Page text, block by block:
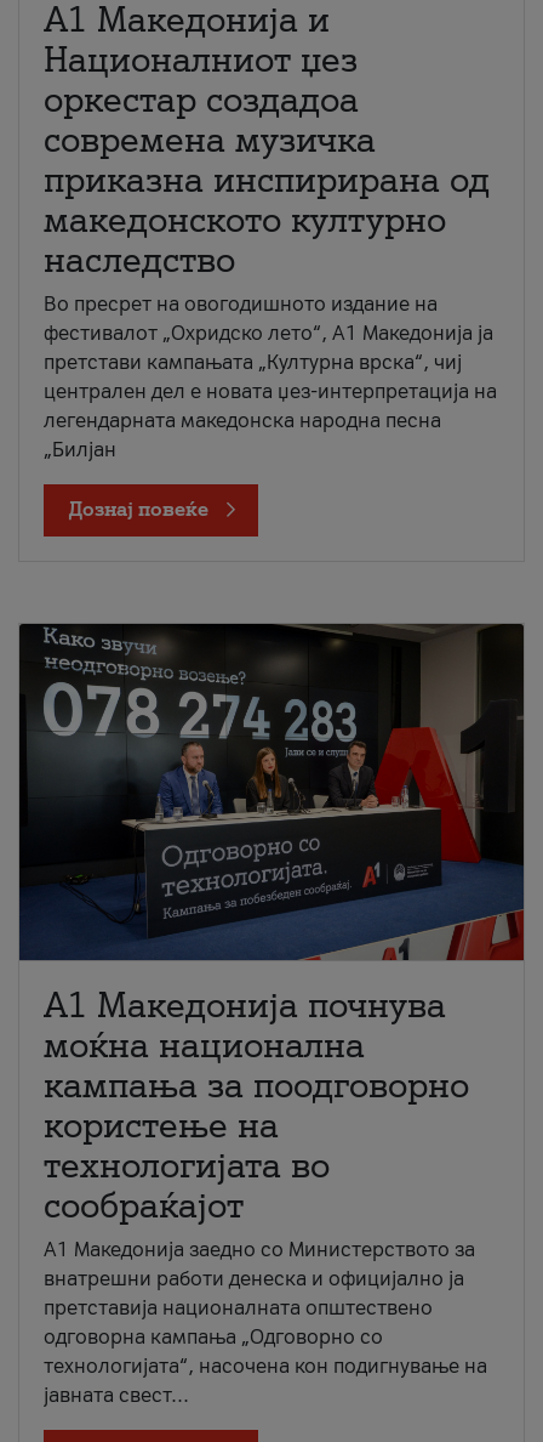
А1 Македонија и
Националниот џез
оркестар создадоа
современа музичка
приказна инспирирана од
македонското културно
наследство
Во пресрет на овогодишното издание на
фестивалот „Охридско лето“, А1 Македонија ја
претстави кампањата „Културна врска“, чиј
централен дел е новата џез-интерпретација на
легендарната македонска народна песна
„Билјан
Дознај повеќе
A1 Македонија почнува
моќна национална
кампања за поодговорно
користење на
технологијата во
сообраќајот
A1 Македонија заедно со Министерството за
внатрешни работи денеска и официјално ја
претставија националната општествено
одговорна кампања „Одговорно со
технологијата“, насочена кон подигнување на
јавната свест...